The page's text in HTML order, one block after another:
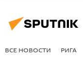
ВСЕ НОВОСТИ РИГА